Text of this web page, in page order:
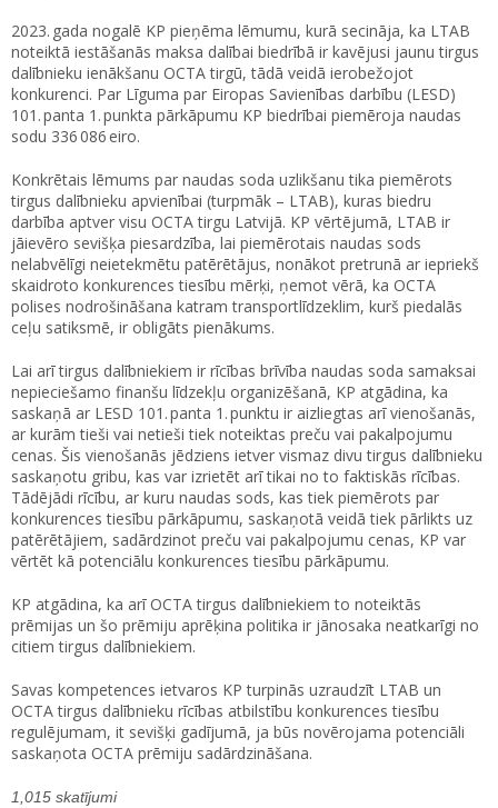
2023. gada nogalē KP pieņēma lēmumu, kurā secināja, ka LTAB
noteiktā iestāšanās maksa dalībai biedrībā ir kavējusi jaunu tirgus
dalībnieku ienākšanu OCTA tirgū, tādā veidā ierobežojot
konkurenci. Par Līguma par Eiropas Savienības darbību (LESD)
101. panta 1. punkta pārkāpumu KP biedrībai piemēroja naudas
sodu 336 086 eiro.
Konkrētais lēmums par naudas soda uzlikšanu tika piemērots
tirgus dalībnieku apvienībai (turpmāk – LTAB), kuras biedru
darbība aptver visu OCTA tirgu Latvijā. KP vērtējumā, LTAB ir
jāievēro sevišķa piesardzība, lai piemērotais naudas sods
nelabvēlīgi neietekmētu patērētājus, nonākot pretrunā ar iepriekš
skaidroto konkurences tiesību mērķi, ņemot vērā, ka OCTA
polises nodrošināšana katram transportlīdzeklim, kurš piedalās
ceļu satiksmē, ir obligāts pienākums.
Lai arī tirgus dalībniekiem ir rīcības brīvība naudas soda samaksai
nepieciešamo finanšu līdzekļu organizēšanā, KP atgādina, ka
saskaņā ar LESD 101. panta 1. punktu ir aizliegtas arī vienošanās,
ar kurām tieši vai netieši tiek noteiktas preču vai pakalpojumu
cenas. Šis vienošanās jēdziens ietver vismaz divu tirgus dalībnieku
saskaņotu gribu, kas var izrietēt arī tikai no to faktiskās rīcības.
Tādējādi rīcību, ar kuru naudas sods, kas tiek piemērots par
konkurences tiesību pārkāpumu, saskaņotā veidā tiek pārlikts uz
patērētājiem, sadārdzinot preču vai pakalpojumu cenas, KP var
vērtēt kā potenciālu konkurences tiesību pārkāpumu.
KP atgādina, ka arī OCTA tirgus dalībniekiem to noteiktās
prēmijas un šo prēmiju aprēķina politika ir jānosaka neatkarīgi no
citiem tirgus dalībniekiem.
Savas kompetences ietvaros KP turpinās uzraudzīt LTAB un
OCTA tirgus dalībnieku rīcības atbilstību konkurences tiesību
regulējumam, it sevišķi gadījumā, ja būs novērojama potenciāli
saskaņota OCTA prēmiju sadārdzināšana.
1,015 skatījumi